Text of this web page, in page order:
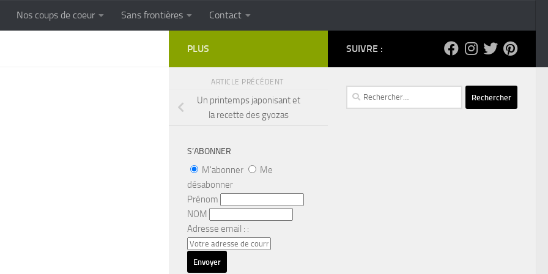
Cuisine populaire des terroirs
Nos coups de coeur Sans frontières Contact
SUIVRE :
Rechercher :
PLUS
ARTICLE PRÉCÉDENT
Un printemps japonisant et
la recette des gyozas
S’ABONNER
M'abonner
Me
désabonner
Prénom
NOM
Adresse email : :